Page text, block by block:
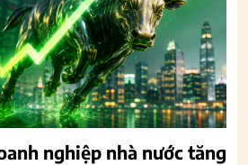
nghiệp nhà nước tăng